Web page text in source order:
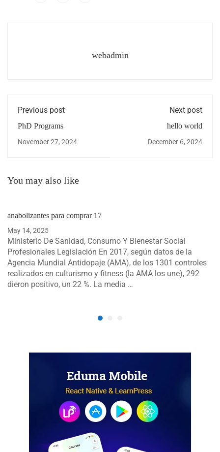
webadmin
Previous post
PhD Programs
November 27, 2024
Next post
hello world
December 6, 2024
You may also like
anabolizantes para comprar 17
May 14, 2025
Ministerio De Sanidad, Consumo Y Bienestar Social
Profesionales Legislación En 2017, según datos de la
Agencia Mundial Antidopaje (AMA), de los 1301 controles
realizados en culturismo y fitness (la AMA los une), 292
dieron positivo, un 22 %. La media …